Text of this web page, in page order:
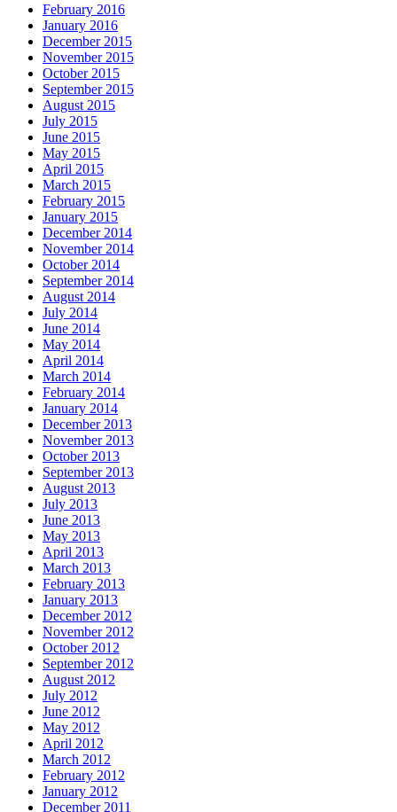
February 2016
January 2016
December 2015
November 2015
October 2015
September 2015
August 2015
July 2015
June 2015
May 2015
April 2015
March 2015
February 2015
January 2015
December 2014
November 2014
October 2014
September 2014
August 2014
July 2014
June 2014
May 2014
April 2014
March 2014
February 2014
January 2014
December 2013
November 2013
October 2013
September 2013
August 2013
July 2013
June 2013
May 2013
April 2013
March 2013
February 2013
January 2013
December 2012
November 2012
October 2012
September 2012
August 2012
July 2012
June 2012
May 2012
April 2012
March 2012
February 2012
January 2012
December 2011